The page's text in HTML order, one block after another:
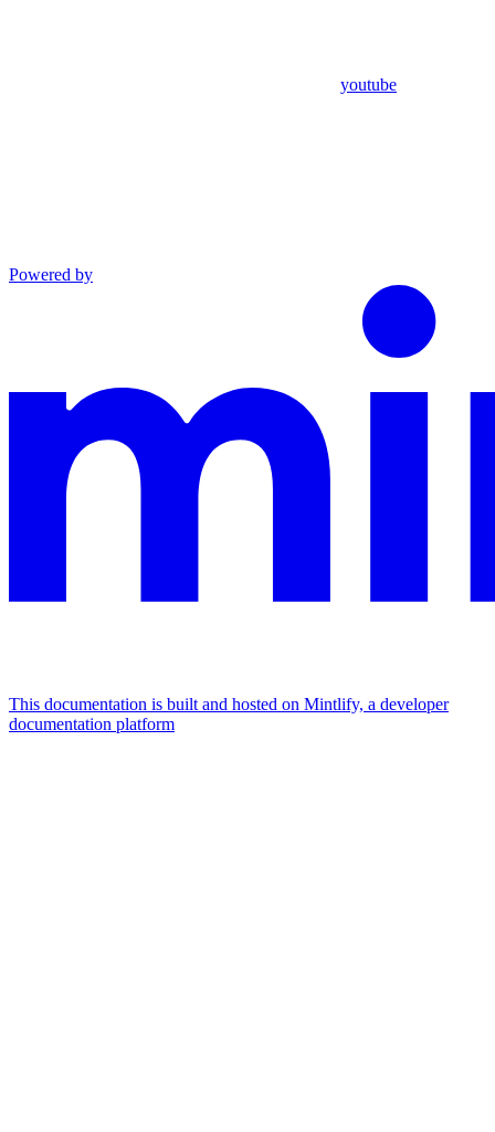
youtube
Powered by
This documentation is built and hosted on Mintlify, a developer
documentation platform